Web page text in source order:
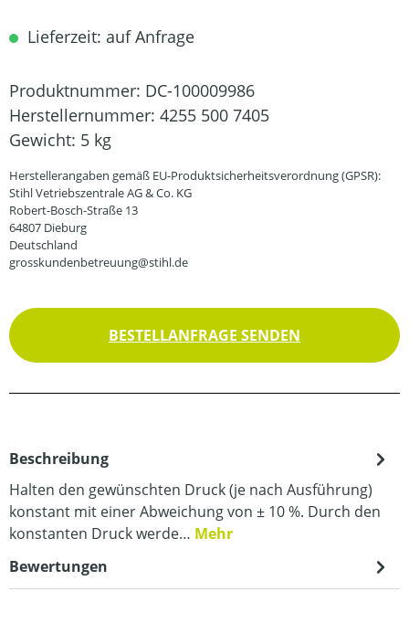
Lieferzeit: auf Anfrage
Produktnummer: DC-100009986
Herstellernummer: 4255 500 7405
Gewicht: 5 kg
Herstellerangaben gemäß EU-Produktsicherheitsverordnung (GPSR):
Stihl Vetriebszentrale AG & Co. KG
Robert-Bosch-Straße 13
64807 Dieburg
Deutschland
grosskundenbetreuung@stihl.de
BESTELLANFRAGE SENDEN
Beschreibung
Halten den gewünschten Druck (je nach Ausführung)
konstant mit einer Abweichung von ± 10 %. Durch den
konstanten Druck werde… Mehr
Bewertungen